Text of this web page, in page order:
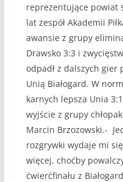
reprezentujące powiat
lat zespół Akademii
awansie z grupy
Drawsko 3:3 i
odpadł z dalszych gier
Unią Białogard. W
karnych lepsza Unia
wyjście z grupy
Marcin Brzozowski.-
rozgrywki wydaje mi
więcej, choćby
ćwierćfinału z